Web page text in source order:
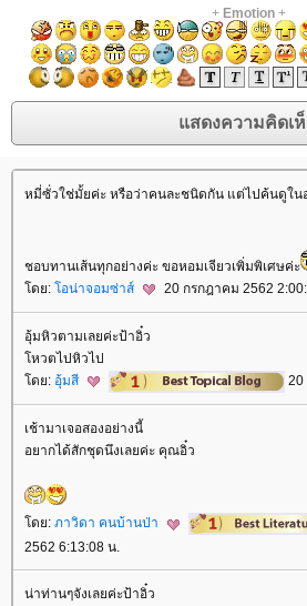
+ Emotion+
หมี่ซั่วใช่มั้ยค่ะ หรือว่าคนละชนิดกัน แต่ไปค้นดูใน
ชอบทานเส้นทุกอย่างค่ะ ขอหอมเจียวเพิ่มพิเศษค่ะ
ดย: อน่าจอมซ่าส์ 20 กรกฎาคม 2562
อุ้มหิวตามเลยค่ะป้าอิ๋ว
หวตไปหิวไป
ดย: อุ้มสี 20
เช้ามาเจอสองอย่างนี้
อยากได้สักชุดนึงเลยค่ะ คุณอิ๋ว
ดย: ภาวิดา คนบ้านป่า
2562 6:13:08 น.
น่าท่านๆจังเลยค่ะป้าอิ๋ว